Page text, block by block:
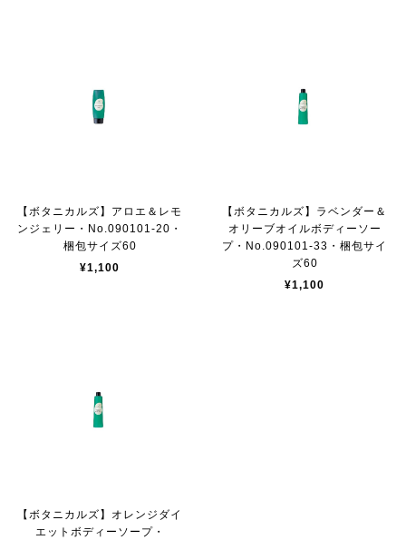
【ボタニカルズ】アロエ＆レモ
ンジェリー・No.090101-20・
梱包サイズ60
¥1,100
【ボタニカルズ】ラベンダー＆
オリーブオイルボディーソー
プ・No.090101-33・梱包サイ
ズ60
¥1,100
【ボタニカルズ】オレンジダイ
エットボディーソープ・